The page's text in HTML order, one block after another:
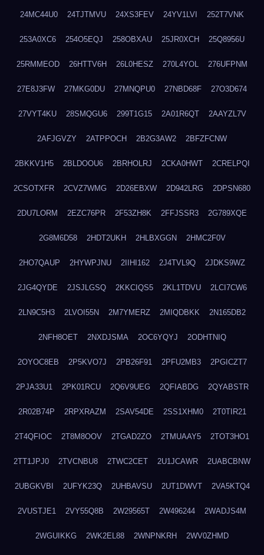
24MC44U0 24TJTMVU 24XS3FEV 24YV1LVI 252T7VNK
253A0XC6 254O5EQJ 258OBXAU 25JR0XCH 25Q8956U
25RMMEOD 26HTTV6H 26L0HESZ 270L4YOL 276UFPNM
27E8J3FW 27MKG0DU 27MNQPU0 27NBD68F 27O3D674
27VYT4KU 28SMQGU6 299T1G15 2A01R6QT 2AAYZL7V
2AFJGVZY 2ATPPOCH 2B2G3AW2 2BFZFCNW
2BKKV1H5 2BLDOOU6 2BRHOLRJ 2CKA0HWT 2CRELPQI
2CSOTXFR 2CVZ7WMG 2D26EBXW 2D942LRG 2DPSN680
2DU7LORM 2EZC76PR 2F53ZH8K 2FFJSSR3 2G789XQE
2G8M6D58 2HDT2UKH 2HLBXGGN 2HMC2F0V
2HO7QAUP 2HYWPJNU 2IIHI162 2J4TVL9Q 2JDKS9WZ
2JG4QYDE 2JSJLGSQ 2KKCIQS5 2KL1TDVU 2LCI7CW6
2LN9C5H3 2LVOI55N 2M7YMERZ 2MIQDBKK 2N165DB2
2NFH8OET 2NXDJSMA 2OC6YQYJ 2ODHTNIQ
2OYOC8EB 2P5KVO7J 2PB26F91 2PFU2MB3 2PGICZT7
2PJA33U1 2PK01RCU 2Q6V9UEG 2QFIABDG 2QYABSTR
2R02B74P 2RPXRAZM 2SAV54DE 2SS1XHM0 2T0TIR21
2T4QFIOC 2T8M8OOV 2TGAD2ZO 2TMUAAY5 2TOT3HO1
2TT1JPJ0 2TVCNBU8 2TWC2CET 2U1JCAWR 2UABCBNW
2UBGKVBI 2UFYK23Q 2UHBAVSU 2UT1DWVT 2VA5KTQ4
2VUSTJE1 2VY55Q8B 2W29565T 2W496244 2WADJS4M
2WGUIKKG 2WK2EL88 2WNPNKRH 2WV0ZHMD